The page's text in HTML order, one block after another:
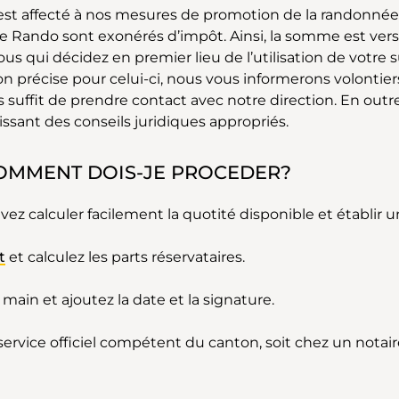
affecté à nos mesures de promotion de la
Rando sont exonérés d’impôt. Ainsi, la somme est
qui décidez en premier lieu de l’utilisation de votre
pour celui-ci, nous vous informerons
suffit de prendre contact avec notre direction. En
des conseils juridiques appropriés.
DOIS-JE PROCEDER?
calculer facilement la quotité disponible et établir
et calculez les parts réservataires.
et ajoutez la date et la signature.
officiel compétent du canton, soit chez un